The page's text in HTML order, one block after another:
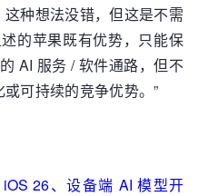
种想法没错，但这是不需
的苹果既有优势，只能保
AI 服务 / 软件通路，但不
可持续的竞争优势。”
26、设备端 AI 模型开